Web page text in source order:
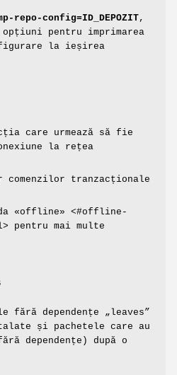
repo-config=ID_DEPOZIT,
pentru imprimarea
la ieșirea
care urmează să fie
la rețea
tranzacționale
«offline» <#offline-
pentru mai multe
fără dependențe „leaves”
și pachetele care au
dependențe) după o